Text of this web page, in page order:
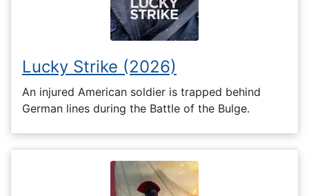
Lucky Strike (2026)
An injured American soldier is trapped behind
German lines during the Battle of the Bulge.